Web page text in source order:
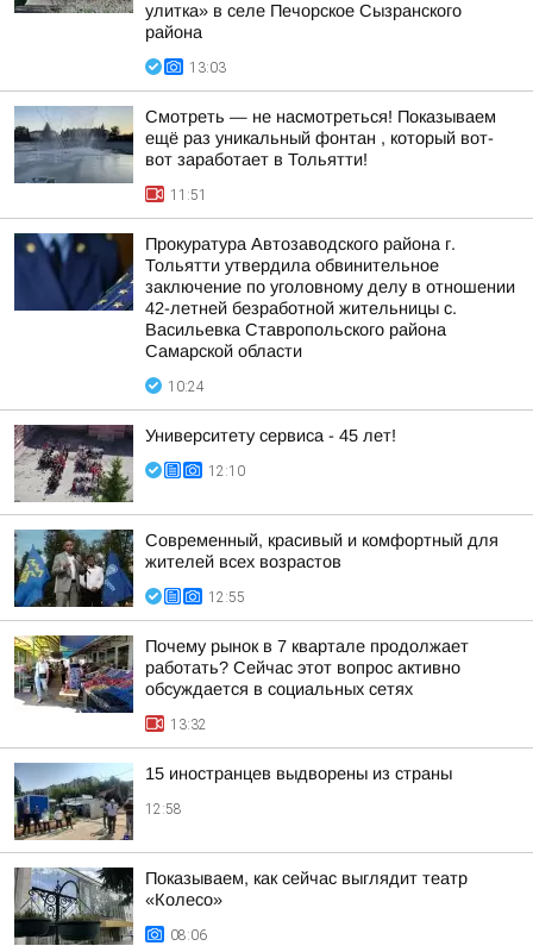
улитка» в селе Печорское Сызранского
района
13:03
Смотреть — не насмотреться! Показываем
ещё раз уникальный фонтан , который вот-
вот заработает в Тольятти!
11:51
Прокуратура Автозаводского района г.
Тольятти утвердила обвинительное
заключение по уголовному делу в отношении
42-летней безработной жительницы с.
Васильевка Ставропольского района
Самарской области
10:24
Университету сервиса - 45 лет!
12:10
Современный, красивый и комфортный для
жителей всех возрастов
12:55
Почему рынок в 7 квартале продолжает
работать? Сейчас этот вопрос активно
обсуждается в социальных сетях
13:32
15 иностранцев выдворены из страны
12:58
Показываем, как сейчас выглядит театр
«Колесо»
08:06